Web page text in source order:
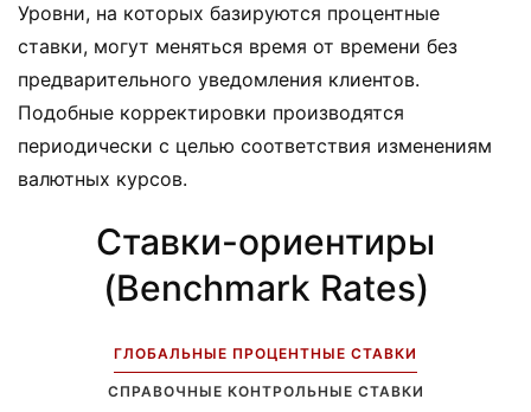
Уровни, на которых базируются процентные
ставки, могут меняться время от времени без
предварительного уведомления клиентов.
Подобные корректировки производятся
периодически с целью соответствия изменениям
валютных курсов.
Ставки-ориентиры
(Benchmark Rates)
ГЛОБАЛЬНЫЕ ПРОЦЕНТНЫЕ СТАВКИ
СПРАВОЧНЫЕ КОНТРОЛЬНЫЕ СТАВКИ